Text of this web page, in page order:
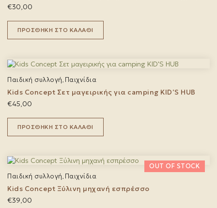
€30,00
ΠΡΟΣΘΉΚΗ ΣΤΟ ΚΑΛΆΘΙ
Παιδική συλλογή Παιχνίδια
Kids Concept Σετ μαγειρικής για camping KID’S HUB
€45,00
ΠΡΟΣΘΉΚΗ ΣΤΟ ΚΑΛΆΘΙ
Παιδική συλλογή, Παιχνίδια
Kids Concept Ξύλινη μηχανή εσπρέσσο
€39,00